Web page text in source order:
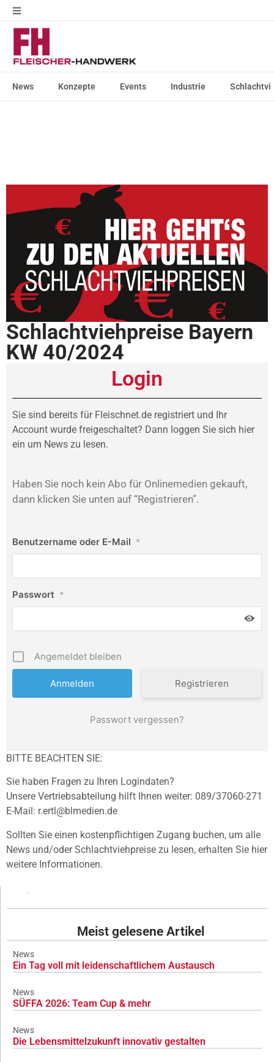
News Konzepte Events Industrie
Schlachtviehpreise Bayern
KW 40/2024
Login
Sie sind bereits für Fleischnet.de registriert und Ihr
Account wurde freigeschaltet? Dann loggen Sie sich hier
ein um News zu lesen.
Haben Sie noch kein Abo für Onlinemedien gekauft,
dann klicken Sie unten auf “Registrieren”.
Benutzername oder E-Mail *
Passwort *
Angemeldet bleiben
Registrieren
Passwort vergessen?
BITTE BEACHTEN SIE:
Sie haben Fragen zu Ihren Logindaten?
Unsere Vertriebsabteilung hilft Ihnen weiter: 089/37060-271
E-Mail: r.ertl@blmedien.de
Sollten Sie einen kostenpflichtigen Zugang buchen, um alle
News und/oder Schlachtviehpreise zu lesen, erhalten Sie hier
weitere Informationen.
Meist gelesene Artikel
News
Ein Tag voll mit leidenschaftlichem Austausch
News
SÜFFA 2026: Team Cup & mehr
News
Die Lebensmittelzukunft innovativ gestalten